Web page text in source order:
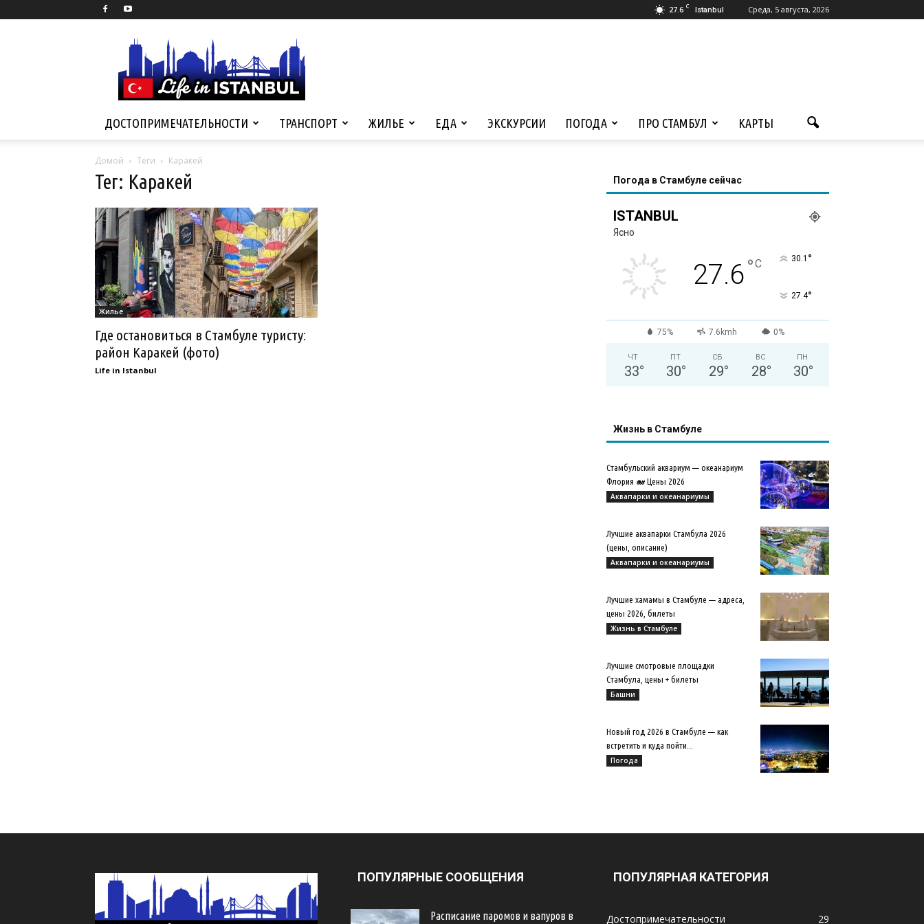
27.6 C Istanbul Среда, 5 августа, 2026
Life
Istanbul
ДОСТОПРИМЕЧАТЕЛЬНОСТИ ТРАНСПОРТ ЖИЛЬЕ ЕДА ЭКСКУРСИИ ПОГОДА ПРО СТАМБУЛ КАРТЫ
Домой Теги Каракей
Тег: Каракей
Жилье
Где остановиться в Стамбуле туристу:
район Каракей (фото)
Life in Istanbul
Погода в Стамбуле сейчас
ISTANBUL
Ясно
27.6°C 30.1 °
27.4°
75% 7.6kmh 0%
ЧТ
33°
ПТ
30°
СБ
29°
ВС
28°
ПН
30°
Жизнь в Стамбуле
Стамбульский аквариум — океанариум
Флория 🐋 Цены 2026
Аквапарки и океанариумы
Лучшие аквапарки Стамбула 2026
(цены, описание)
Аквапарки и океанариумы
Лучшие хамамы в Стамбуле — адреса,
цены 2026, билеты
Жизнь в Стамбуле
Лучшие смотровые площадки
Стамбула, цены + билеты
Башни
Новый год 2026 в Стамбуле — как
встретить и куда пойти...
Погода
ПОПУЛЯРНЫЕ СООБЩЕНИЯ
Расписание паромов и вапуров в
ПОПУЛЯРНАЯ КАТЕГОРИЯ
Достопримечательности 29